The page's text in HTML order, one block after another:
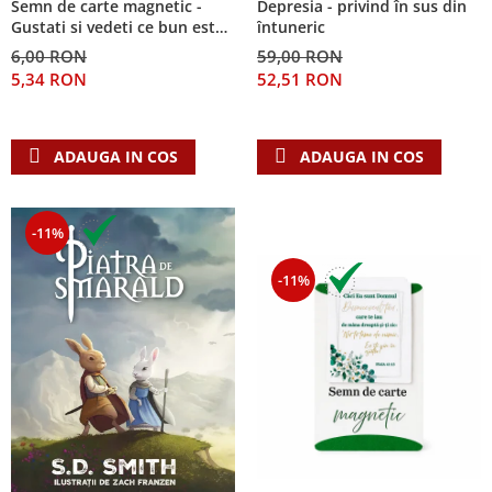
Despre afaceri
Dezvoltare personala
Leadership
Mediu
Semn de carte magnetic -
Gustati si vedeti ce bun este
Domnul!
6,00 RON
5,34 RON
ADAUGA IN COS
Depresia - privind în sus din
întuneric
59,00 RON
52,51 RON
ADAUGA IN COS
-11%
-11%